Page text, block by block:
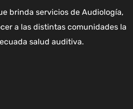
brinda servicios de Audiología,
a las distintas comunidades la
salud auditiva.